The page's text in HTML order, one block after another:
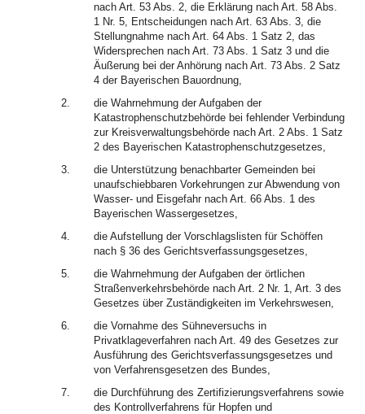
nach Art. 53 Abs. 2, die Erklärung nach Art. 58 Abs.
1 Nr. 5, Entscheidungen nach Art. 63 Abs. 3, die
Stellungnahme nach Art. 64 Abs. 1 Satz 2, das
Widersprechen nach Art. 73 Abs. 1 Satz 3 und die
Äußerung bei der Anhörung nach Art. 73 Abs. 2 Satz
4 der Bayerischen Bauordnung,
2.
die Wahrnehmung der Aufgaben der
Katastrophenschutzbehörde bei fehlender Verbindung
zur Kreisverwaltungsbehörde nach Art. 2 Abs. 1 Satz
2 des Bayerischen Katastrophenschutzgesetzes,
3.
die Unterstützung benachbarter Gemeinden bei
unaufschiebbaren Vorkehrungen zur Abwendung von
Wasser- und Eisgefahr nach Art. 66 Abs. 1 des
Bayerischen Wassergesetzes,
4.
die Aufstellung der Vorschlagslisten für Schöffen
nach § 36 des Gerichtsverfassungsgesetzes,
5.
die Wahrnehmung der Aufgaben der örtlichen
Straßenverkehrsbehörde nach Art. 2 Nr. 1, Art. 3 des
Gesetzes über Zuständigkeiten im Verkehrswesen,
6.
die Vornahme des Sühneversuchs in
Privatklageverfahren nach Art. 49 des Gesetzes zur
Ausführung des Gerichtsverfassungsgesetzes und
von Verfahrensgesetzen des Bundes,
7.
die Durchführung des Zertifizierungsverfahrens sowie
des Kontrollverfahrens für Hopfen und